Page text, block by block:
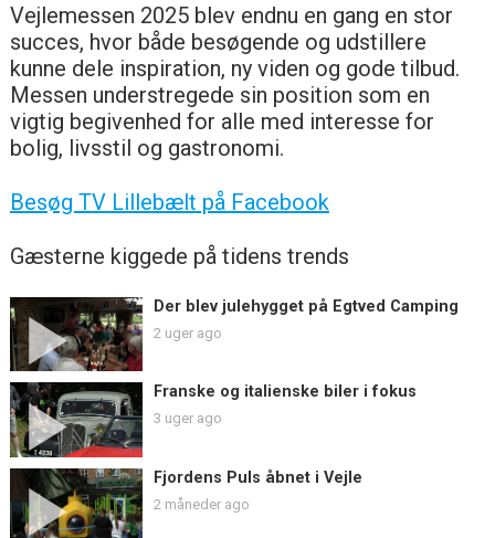
Vejlemessen 2025 blev endnu en gang en stor
succes, hvor både besøgende og udstillere
kunne dele inspiration, ny viden og gode tilbud.
Messen understregede sin position som en
vigtig begivenhed for alle med interesse for
bolig, livsstil og gastronomi.
Besøg TV Lillebælt på Facebook
Gæsterne kiggede på tidens trends
Der blev julehygget på Egtved Camping
2 uger ago
Franske og italienske biler i fokus
3 uger ago
Fjordens Puls åbnet i Vejle
2 måneder ago